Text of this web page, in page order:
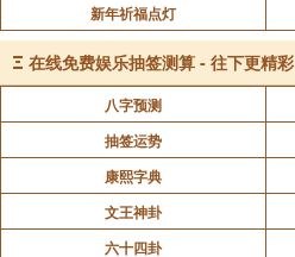
新年祈福点灯
Ξ 在线免费娱乐抽签测算 - 往下更精彩
八字预测
抽签运势
康熙字典
文王神卦
六十四卦